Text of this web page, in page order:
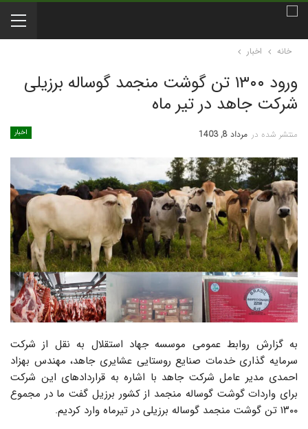
خانه اخبار
ورود ۱۳۰۰ تن گوشت منجمد گوساله برزیلی
شرکت جاهد در تیر ماه
اخبار منتشر شده در مرداد 8, 1403
به گزارش روابط عمومی موسسه جهاد استقلال به نقل از شرکت
سرمایه گذاری خدمات صنایع روستایی عشایری جاهد، مهندس بهزاد
احمدی مدیر عامل شرکت جاهد با اشاره به قراردادهای این شرکت
برای واردات گوشت گوساله منجمد از کشور برزیل گفت ما در مجموع
۱۳۰۰ تن گوشت منجمد گوساله برزیلی در تیرماه وارد کردیم.